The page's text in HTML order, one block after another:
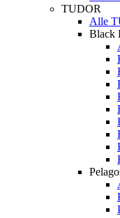
TUDOR
Alle
Black